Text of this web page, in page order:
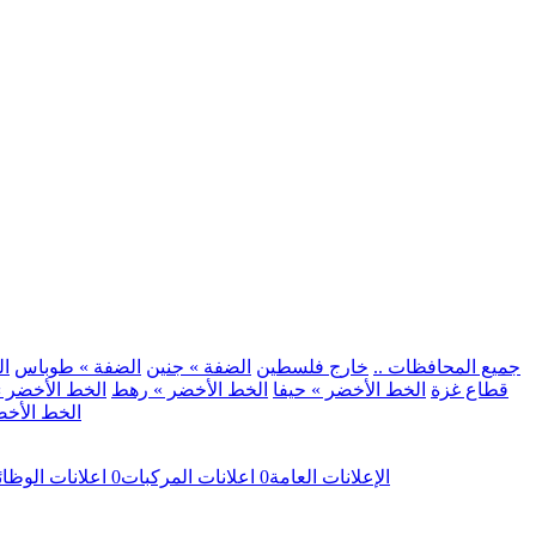
.. جميع المحافظات .. خارج فلسطين الضفة » جنين الضفة » طوباس
قطاع غزة الخط الأخضر » حيفا الخط الأخضر » رهط الخط الأخضر
الخط
الإعلانات العامة0 اعلانات المركبات0 اعلانات